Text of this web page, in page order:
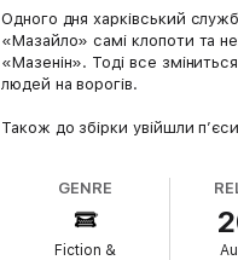
Одного дня харківський
«Мазайло» самі клопоти та
«Мазенін». Тоді все
людей на ворогів.
Також до збірки увійшли
GENRE
Fiction &